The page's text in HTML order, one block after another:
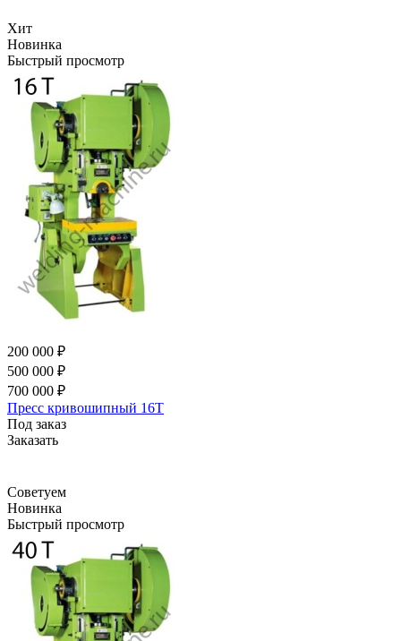
Хит
Новинка
Быстрый просмотр
200 000 ₽
500 000 ₽
700 000 ₽
Пресс кривошипный 16Т
Под заказ
Заказать
Советуем
Новинка
Быстрый просмотр